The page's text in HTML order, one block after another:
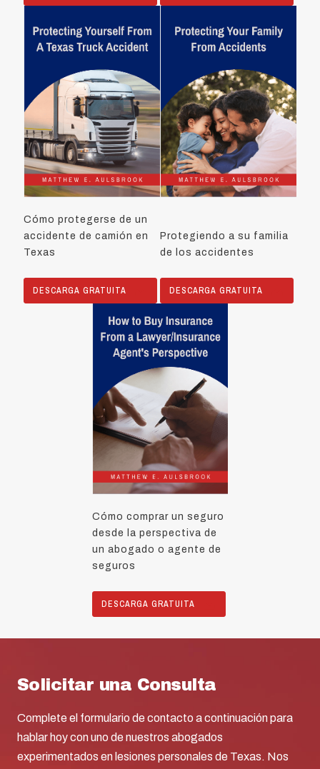
Cómo protegerse de un
accidente de camión en
Texas
DESCARGA GRATUITA
Protegiendo a su familia
de los accidentes
DESCARGA GRATUITA
Cómo comprar un seguro
desde la perspectiva de
un abogado o agente de
seguros
DESCARGA GRATUITA
Solicitar una Consulta
Complete el formulario de contacto a continuación para
hablar hoy con uno de nuestros abogados
experimentados en lesiones personales de Texas. Nos